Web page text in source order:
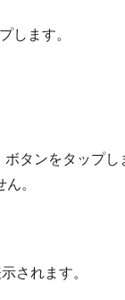
します。
タンをタップし
。
されます。